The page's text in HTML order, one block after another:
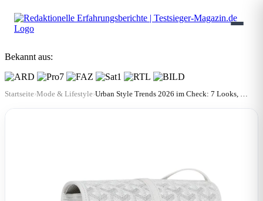
Bekannt aus:
Startseite›Mode & Lifestyle› Urban Style Trends 2026 im Check: 7 Looks, die gerade überall auftauchen | Style-Report